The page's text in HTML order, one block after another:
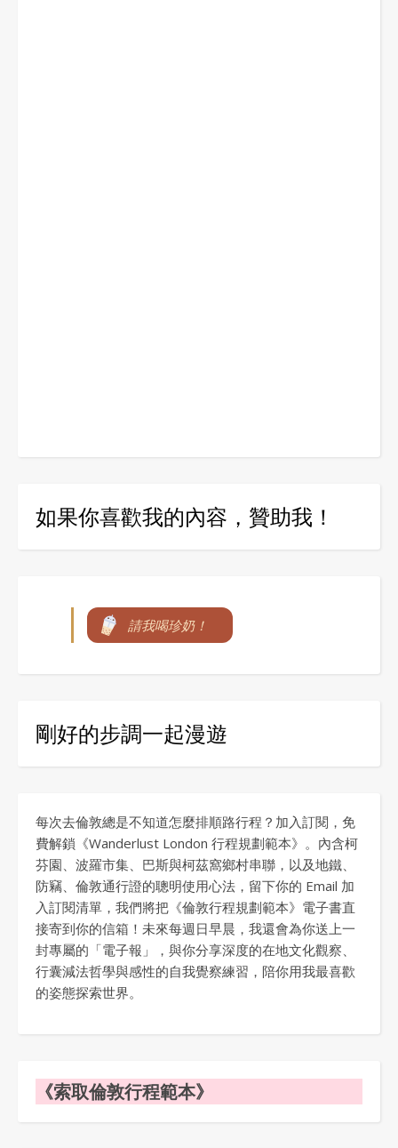
如果你喜歡我的內容，贊助我！
請我喝珍奶！
剛好的步調一起漫遊
每次去倫敦總是不知道怎麼排順路行程？加入訂閱，免
費解鎖《Wanderlust London 行程規劃範本》。內含柯
芬園、波羅市集、巴斯與柯茲窩鄉村串聯，以及地鐵、
防竊、倫敦通行證的聰明使用心法，留下你的 Email 加
入訂閱清單，我們將把《倫敦行程規劃範本》電子書直
接寄到你的信箱！未來每週日早晨，我還會為你送上一
封專屬的「電子報」，與你分享深度的在地文化觀察、
行囊減法哲學與感性的自我覺察練習，陪你用我最喜歡
的姿態探索世界。
《索取倫敦行程範本》